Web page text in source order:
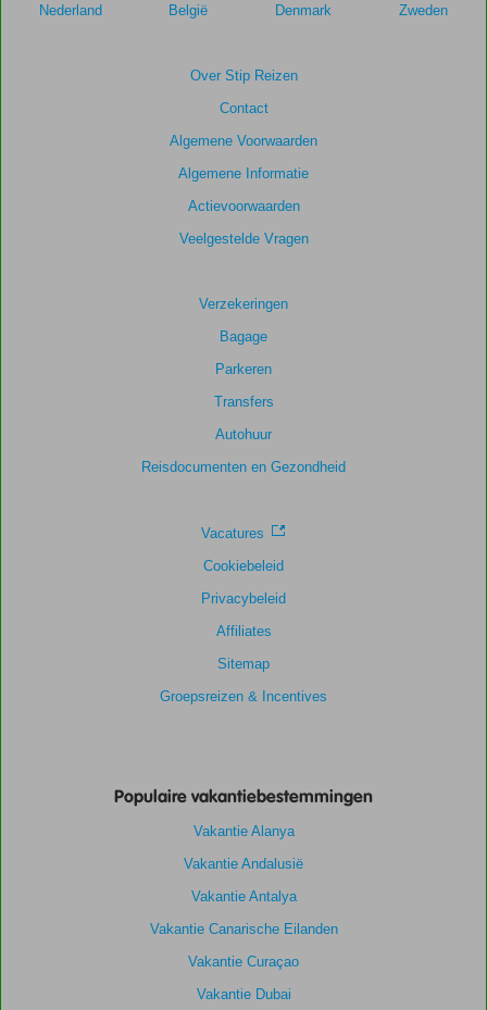
Over Stip Reizen
Contact
Algemene Voorwaarden
Algemene Informatie
Actievoorwaarden
Veelgestelde Vragen
Verzekeringen
Bagage
Parkeren
Transfers
Autohuur
Reisdocumenten en Gezondheid
Vacatures
Cookiebeleid
Privacybeleid
Affiliates
Sitemap
Groepsreizen & Incentives
Nederland
België
Denmark
Zweden
Populaire vakantiebestemmingen
Vakantie Alanya
Vakantie Andalusië
Vakantie Antalya
Vakantie Canarische Eilanden
Vakantie Curaçao
Vakantie Dubai